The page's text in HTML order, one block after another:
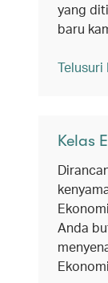
yang
baru
Telusuri
Kelas
Anda